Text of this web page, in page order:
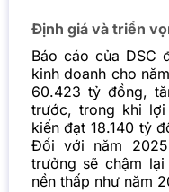
Định giá và triển
Báo cáo của DSC
kinh doanh cho
60.423 tỷ đồng,
trước, trong khi lợi
kiến đạt 18.140 tỷ
Đối với năm
trưởng sẽ chậm
nền thấp như năm